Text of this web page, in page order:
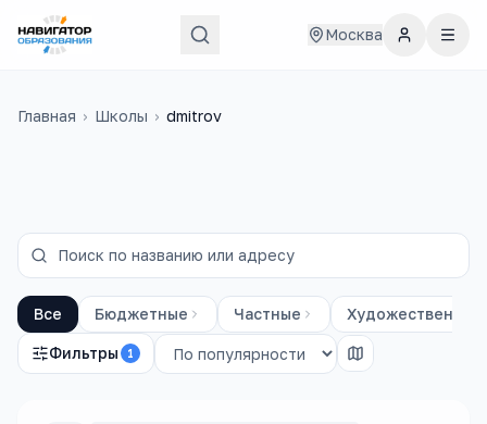
Москва
Главная › Школы › dmitrov
Все Бюджетные Частные Художественные
Фильтры 1